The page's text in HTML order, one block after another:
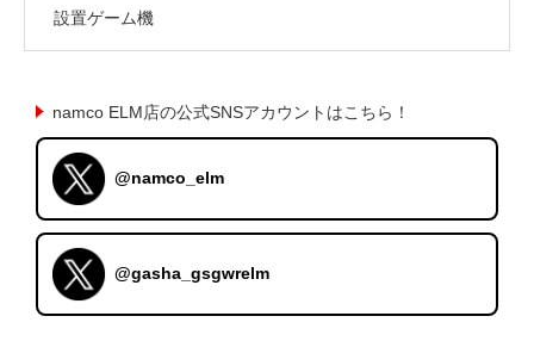
設置ゲーム機
namco ELM店の公式SNSアカウントはこちら！
@namco_elm
@gasha_gsgwrelm